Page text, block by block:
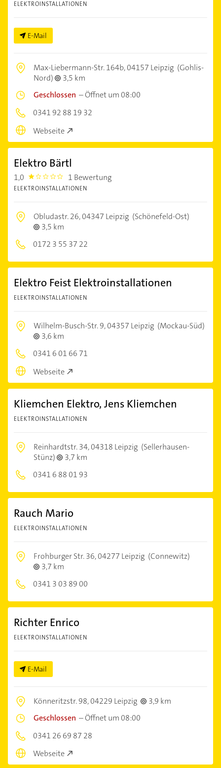
ELEKTROINSTALLATIONEN
E-Mail
Max-Liebermann-Str. 164b,04157 Leipzig (Gohlis-
Nord)
3,5 km
Geschlossen –Öffnet um 08:00
0341 92 88 19 32
Webseite
Elektro Bärtl
1,0 1.0 1 Bewertung
ELEKTROINSTALLATIONEN
Obludastr. 26,04347 Leipzig (Schönefeld-Ost)
3,5 km
0172 3 55 37 22
Elektro Feist Elektroinstallationen
ELEKTROINSTALLATIONEN
Wilhelm-Busch-Str. 9,04357 Leipzig (Mockau-Süd)
3,6 km
0341 6 01 66 71
Webseite
Kliemchen Elektro, Jens Kliemchen
ELEKTROINSTALLATIONEN
Reinhardtstr. 34,04318 Leipzig (Sellerhausen-
Stünz)
3,7 km
0341 6 88 01 93
Rauch Mario
ELEKTROINSTALLATIONEN
Frohburger Str. 36,04277 Leipzig (Connewitz)
3,7 km
0341 3 03 89 00
Richter Enrico
ELEKTROINSTALLATIONEN
E-Mail
Könneritzstr. 98,04229 Leipzig
3,9 km
Geschlossen –Öffnet um 08:00
0341 26 69 87 28
Webseite